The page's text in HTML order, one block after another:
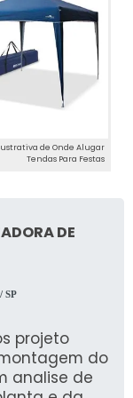
Pula e
aluguel de
e tobogã,
dedicado e
nossos
pode
de Onde Alugar
Tendas Para Festas
DE
SP
projeto
do
analise de